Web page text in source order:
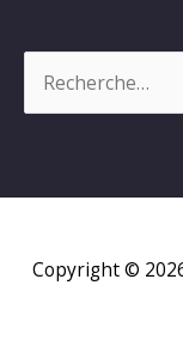
Copyright ©